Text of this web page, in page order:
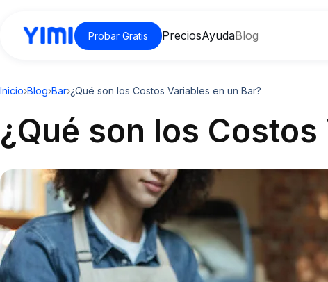
Probar Gratis PreciosAyudaBlog
Inicio›Blog›Bar›¿Qué son los Costos Variables en un Bar?
¿Qué son los